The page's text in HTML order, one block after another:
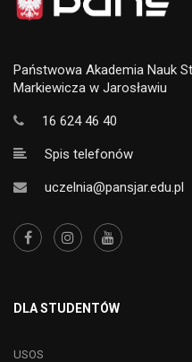
Państwowa Akademia Nauk
Markiewicza w Jarosławiu
16 624 46 40
Spis telefonów
uczelnia@pansjar.edu.pl
DLA STUDENTÓW
USOS